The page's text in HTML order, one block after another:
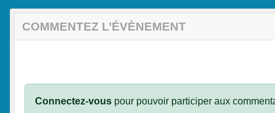
COMMENTEZ L’ÉVÈNEMENT
Connectez-vous pour pouvoir participer aux